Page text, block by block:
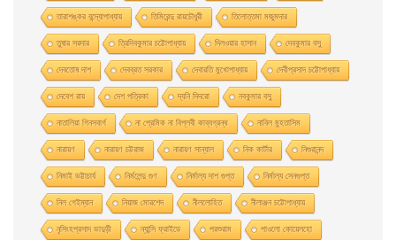
তারাশঙ্কর বন্দ্যোপাধ্যায় তিমিরেন্দু রায়চৌধুরী তিলোত্তমা মজুমদার
তুষার সরদার ত্রিদিবকুমার চট্টোপাধ্যায় দিলওয়ার হাসান দেবকুমার বসু
দেবতোষ দাশ দেবব্রত সরকার দেবারতি মুখােপাধ্যায় দেবীপ্রসাদ চট্টোপাধ্যায়
দেবেশ রায় দেশ পত্রিকা দ্যনি দিদরো নবকুমার বসু
নাতালিয়া গিনসবার্গ না প্রেমিক না বিপ্লবী কাব্যগ্রন্থ নাবিল মুহতাসিম
নারায়ণ নারায়ণ চট্টরাজ নারায়ণ সান্যাল নিক কার্টার নিগুরানন্দ
নিমাই ভট্টাচার্য নির্মলেন্দু গুণ নির্মাল্য দাশ গুপ্ত নির্মাল্য সেনগুপ্ত
নিল গেইম্যান নিয়াজ মোরশেদ নীললােহিত নীলাঞ্জন চট্টোপাধ্যায়
নৃসিংহপ্রসাদ ভাদুড়ী ন্যান্সি ফ্রাইডে পরশুরাম পাওলাে কোয়েলহাে